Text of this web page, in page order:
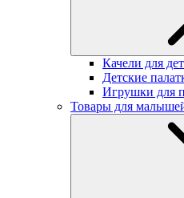
Качели для
Детские
Игрушки для
Товары для